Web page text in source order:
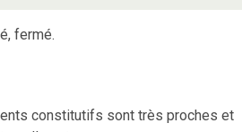
fermé.
constitutifs sont très proches et